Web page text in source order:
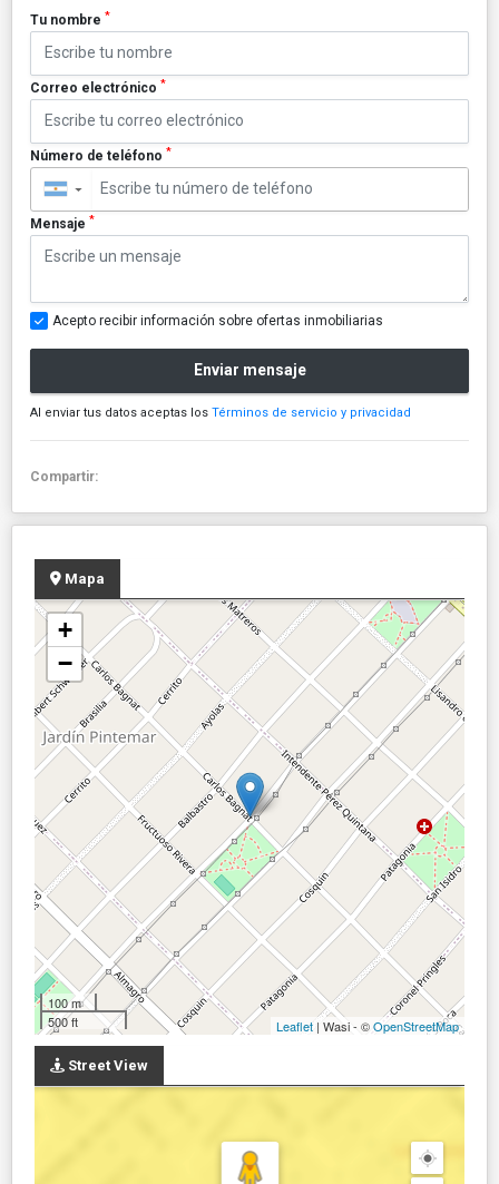
Tu nombre *
Correo electrónico *
Número de teléfono *
▼
Mensaje *
Acepto recibir información sobre ofertas inmobiliarias
Enviar mensaje
Al enviar tus datos aceptas los Términos de servicio y privacidad
Compartir:
Mapa
+
−
100 m
500 ft
Leaflet | Wasi - ©OpenStreetMap
Street View